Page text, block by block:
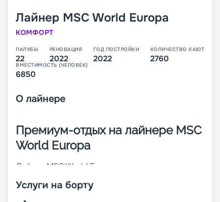
Лайнер MSC World Europa
КОМФОРТ
ПАЛУБЫ
22
РЕНОВАЦИЯ
2022
ГОД ПОСТРОЙКИ
2022
КОЛИЧЕСТВО КАЮТ
2760
ВМЕСТИМОСТЬ (ЧЕЛОВЕК)
6850
О лайнере
Премиум-отдых на лайнере MSC
World Europa
Лайнер MSC World Europa – первое судно из
запланировала компания MSC Cruises. Оно было
Услуги на борту